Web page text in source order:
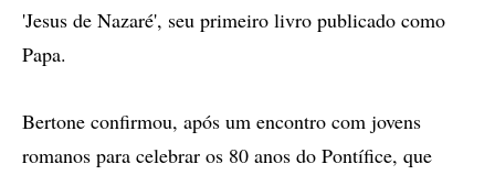
'Jesus de Nazaré', seu primeiro livro publicado como
Papa.
Bertone confirmou, após um encontro com jovens
romanos para celebrar os 80 anos do Pontífice, que